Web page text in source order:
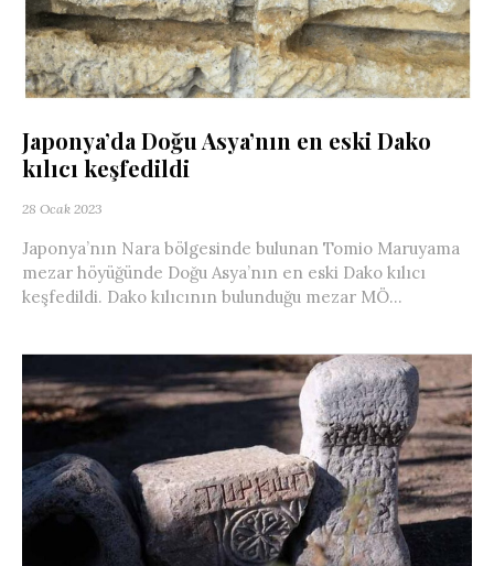
Japonya’da Doğu Asya’nın en eski Dako
kılıcı keşfedildi
28 Ocak 2023
Japonya’nın Nara bölgesinde bulunan Tomio Maruyama
mezar höyüğünde Doğu Asya’nın en eski Dako kılıcı
keşfedildi. Dako kılıcının bulunduğu mezar MÖ...